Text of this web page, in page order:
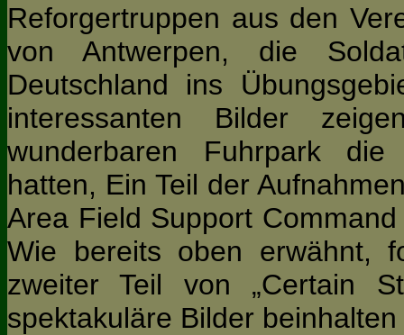
Reforgertruppen aus den
von Antwerpen, die
Deutschland ins
interessanten Bilder
wunderbaren Fuhrpark
hatten, Ein Teil der
Area Field Support
Wie bereits oben erwähnt,
zweiter Teil von „Certain
spektakuläre Bilder